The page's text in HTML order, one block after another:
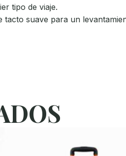
tipo de viaje.
tacto suave para un